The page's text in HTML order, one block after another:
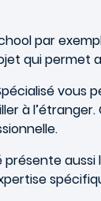
par
qui permet
vous
à
présente